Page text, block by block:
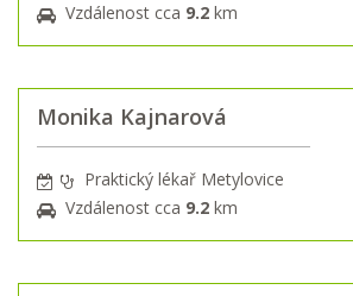
Vzdálenost cca 9.2 km
Monika Kajnarová
Praktický lékař Metylovice
Vzdálenost cca 9.2 km